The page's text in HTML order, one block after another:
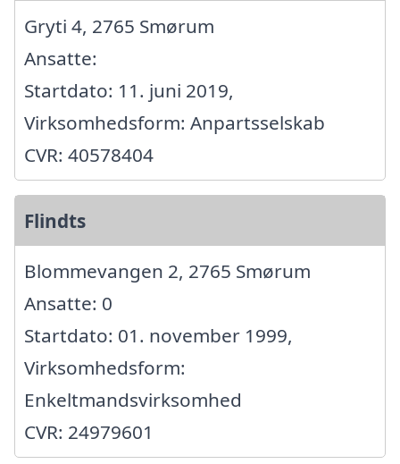
Gryti 4, 2765 Smørum
Ansatte:
Startdato: 11. juni 2019,
Virksomhedsform: Anpartsselskab
CVR: 40578404
Flindts
Blommevangen 2, 2765 Smørum
Ansatte: 0
Startdato: 01. november 1999,
Virksomhedsform:
Enkeltmandsvirksomhed
CVR: 24979601